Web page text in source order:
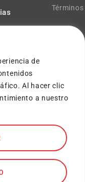
de
Al hacer clic
a nuestro
Términos
y
de
Cookies
Diseñado